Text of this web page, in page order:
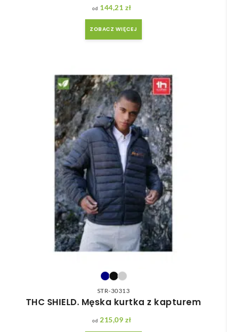
144,21 zł
ZOBACZ WIĘCEJ
STR-30313
THC SHIELD. Męska kurtka z kapturem
215,09 zł